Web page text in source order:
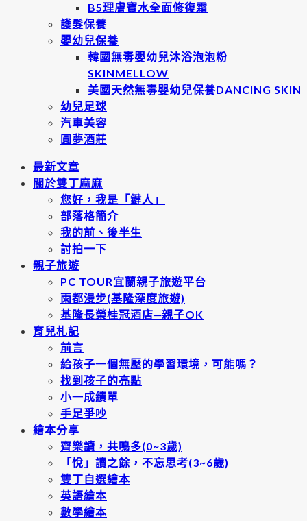
B5理膚寶水全面修復霜
護髮保養
嬰幼兒保養
韓國無毒嬰幼兒沐浴泡泡粉
SKINMELLOW
美國天然無毒嬰幼兒保養DANCING SKIN
幼兒足球
汽車美容
圓夢酒莊
最新文章
關於雙丁麻麻
您好，我是「鍵人」
部落格簡介
我的前、後半生
討拍一下
親子旅遊
PC TOUR宜蘭親子旅遊平台
雨都漫步(基隆深度旅遊)
基隆長榮桂冠酒店─親子OK
育兒札記
前言
給孩子一個無壓的學習環境，可能嗎？
找到孩子的亮點
小一成績單
手足爭吵
繪本分享
齊樂讀，共鳴多(0~3歲)
「悅」讀之餘，不忘思考(3~6歲)
雙丁自選繪本
英語繪本
數學繪本